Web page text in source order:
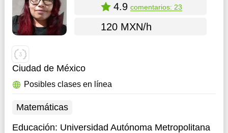
4.9 comentarios: 23
120 MXN/h
Ciudad de México
Posibles clases en línea
Matemáticas
Educación: Universidad Autónoma Metropolitana